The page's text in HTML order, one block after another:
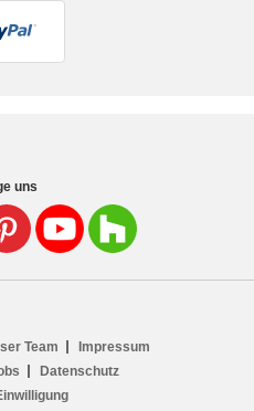
uns
Team
Impressum
Datenschutz